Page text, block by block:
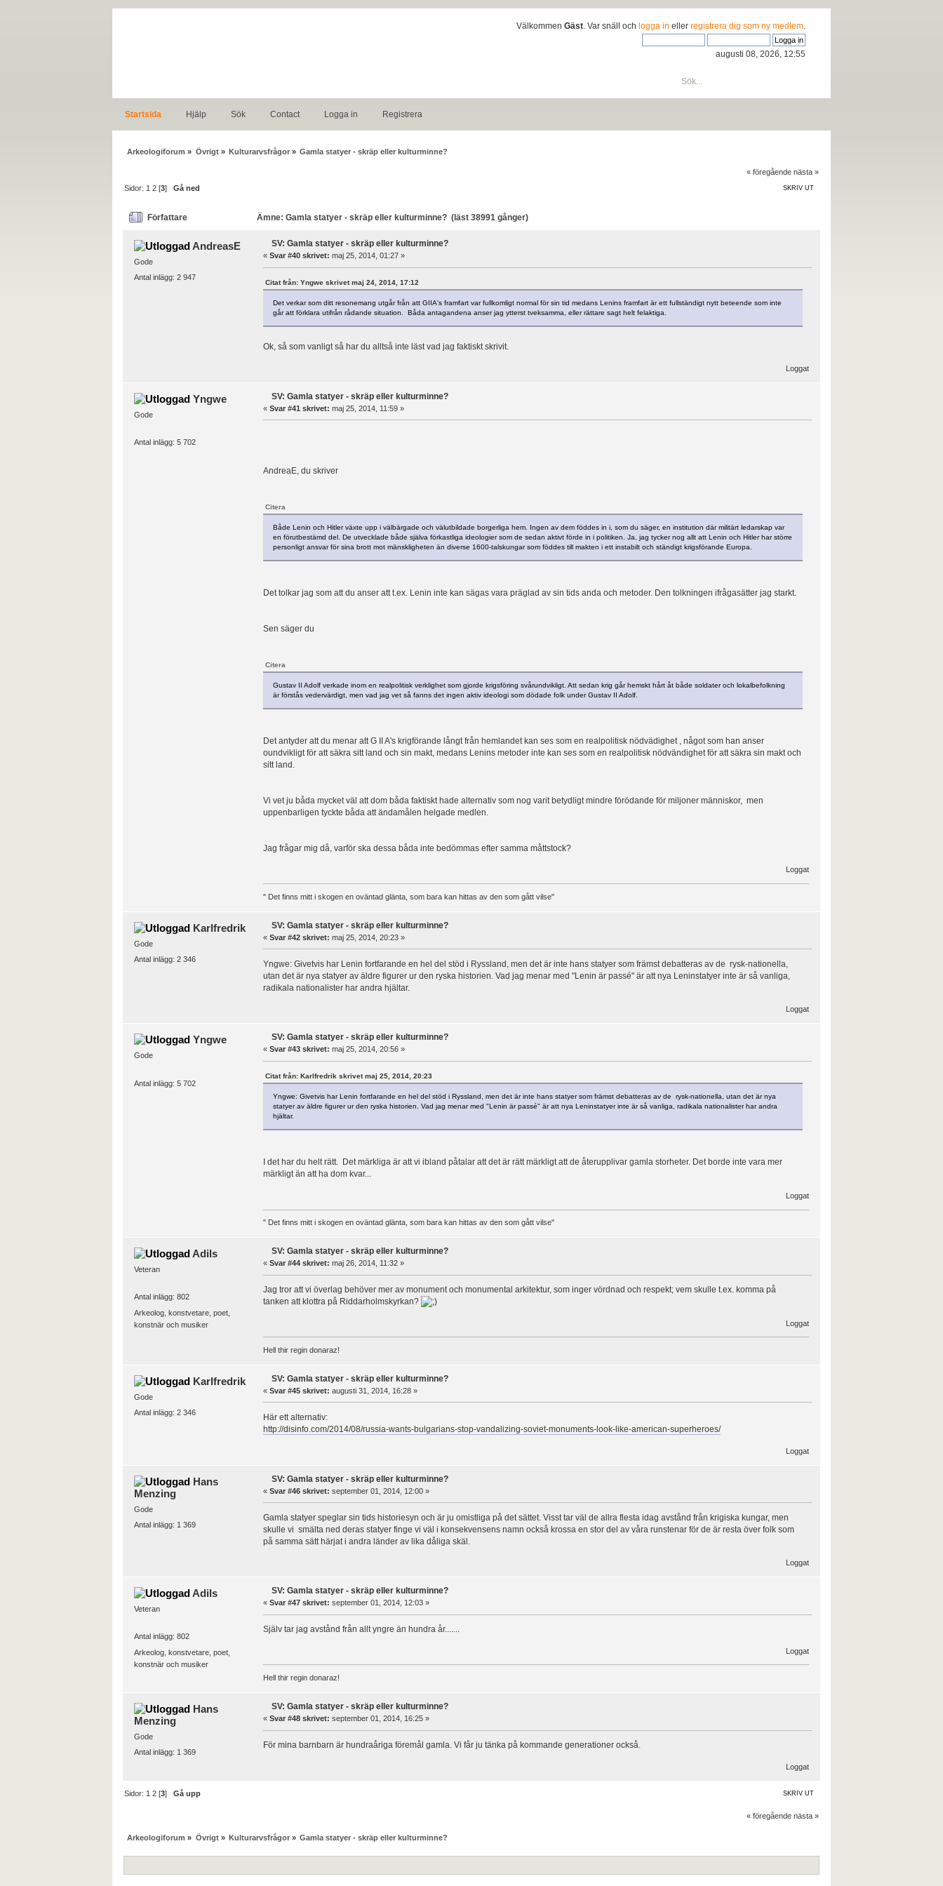
VälkommenGäst . Var snäll ochlogga in ellerregistrera dig som ny medlem
augusti 08, 2026, 12:55
Startsida Hjälp Sök Contact Logga in Registrera
Arkeologiforum » Övrigt» Kulturarvsfrågor» Gamla statyer - skräp eller kulturminne?
« föregående nästa »
SKRIV UT
Sidor: 1 2 [3]Gå ned
Författare Ämne: Gamla statyer - skräp eller kulturminne? (läst 38991 gånger)
AndreasE
Gode
Antal inlägg: 2 947
SV: Gamla statyer - skräp eller kulturminne?
« Svar #40 skrivet: maj 25, 2014, 01:27 »
Citat från: Yngwe skrivet maj 24, 2014, 17:12
Det verkar som ditt resonemang utgår från att GIIA's framfart var fullkomligt normal för sin tid medans Lenins framfart är ett fullständigt nytt beteende som inte
går att förklara utifrån rådande situation. Båda antagandena anser jag ytterst tveksamma, eller rättare sagt helt felaktiga.
Ok, så som vanligt så har du alltså inte läst vad jag faktiskt skrivit.
Loggat
Yngwe
Gode
Antal inlägg: 5 702
SV: Gamla statyer - skräp eller kulturminne?
« Svar #41 skrivet: maj 25, 2014, 11:59 »
AndreaE, du skriver
Citera
Både Lenin och Hitler växte upp i välbärgade och välutbildade borgerliga hem. Ingen av dem föddes in i, som du säger, en institution där militärt ledarskap var
en förutbestämd del. De utvecklade både själva förkastliga ideologier som de sedan aktivt förde in i politiken. Ja, jag tycker nog allt att Lenin och Hitler har större
personligt ansvar för sina brott mot mänskligheten än diverse 1600-talskungar som föddes till makten i ett instabilt och ständigt krigsförande Europa.
Det tolkar jag som att du anser att t.ex. Lenin inte kan sägas vara präglad av sin tids anda och metoder. Den tolkningen ifrågasätter jag starkt.
Sen säger du
Citera
Gustav II Adolf verkade inom en realpolitisk verklighet som gjorde krigsföring svårundvikligt. Att sedan krig går hemskt hårt åt både soldater och lokalbefolkning
är förstås vedervärdigt, men vad jag vet så fanns det ingen aktiv ideologi som dödade folk under Gustav II Adolf.
Det antyder att du menar att G II A's krigförande långt från hemlandet kan ses som en realpolitisk nödvädighet , något som han anser
oundvikligt för att säkra sitt land och sin makt, medans Lenins metoder inte kan ses som en realpolitisk nödvändighet för att säkra sin makt och
sitt land.
Vi vet ju båda mycket väl att dom båda faktiskt hade alternativ som nog varit betydligt mindre förödande för miljoner människor, men
uppenbarligen tyckte båda att ändamålen helgade medlen.
Jag frågar mig då, varför ska dessa båda inte bedömmas efter samma måttstock?
Loggat
" Det finns mitt i skogen en oväntad glänta, som bara kan hittas av den som gått vilse"
Karlfredrik
Gode
Antal inlägg: 2 346
SV: Gamla statyer - skräp eller kulturminne?
« Svar #42 skrivet: maj 25, 2014, 20:23 »
Yngwe: Givetvis har Lenin fortfarande en hel del stöd i Ryssland, men det är inte hans statyer som främst debatteras av de rysk-nationella,
utan det är nya statyer av äldre figurer ur den ryska historien. Vad jag menar med "Lenin är passé" är att nya Leninstatyer inte är så vanliga,
radikala nationalister har andra hjältar.
Loggat
Yngwe
Gode
Antal inlägg: 5 702
SV: Gamla statyer - skräp eller kulturminne?
« Svar #43 skrivet: maj 25, 2014, 20:56 »
Citat från: Karlfredrik skrivet maj 25, 2014, 20:23
Yngwe: Givetvis har Lenin fortfarande en hel del stöd i Ryssland, men det är inte hans statyer som främst debatteras av de rysk-nationella, utan det är nya
statyer av äldre figurer ur den ryska historien. Vad jag menar med "Lenin är passé" är att nya Leninstatyer inte är så vanliga, radikala nationalister har andra
hjältar.
I det har du helt rätt. Det märkliga är att vi ibland påtalar att det är rätt märkligt att de återupplivar gamla storheter. Det borde inte vara mer
märkligt än att ha dom kvar...
Loggat
" Det finns mitt i skogen en oväntad glänta, som bara kan hittas av den som gått vilse"
Adils
Veteran
Antal inlägg: 802
Arkeolog, konstvetare, poet,
konstnär och musiker
SV: Gamla statyer - skräp eller kulturminne?
« Svar #44 skrivet: maj 26, 2014, 11:32 »
Jag tror att vi överlag behöver mer av monument och monumental arkitektur, som inger vördnad och respekt; vem skulle t.ex. komma på
tanken att klottra på Riddarholmskyrkan?
Loggat
Hell thir regin donaraz!
Karlfredrik
Gode
Antal inlägg: 2 346
SV: Gamla statyer - skräp eller kulturminne?
« Svar #45 skrivet: augusti 31, 2014, 16:28 »
Här ett alternativ:
http://disinfo.com/2014/08/russia-wants-bulgarians-stop-vandalizing-soviet-monuments-look-like-american-superheroes/
Loggat
Hans
Menzing
Gode
Antal inlägg: 1 369
SV: Gamla statyer - skräp eller kulturminne?
« Svar #46 skrivet: september 01, 2014, 12:00 »
Gamla statyer speglar sin tids historiesyn och är ju omistliga på det sättet. Visst tar väl de allra flesta idag avstånd från krigiska kungar, men
skulle vi smälta ned deras statyer finge vi väl i konsekvensens namn också krossa en stor del av våra runstenar för de är resta över folk som
på samma sätt härjat i andra länder av lika dåliga skäl.
Loggat
Adils
Veteran
Antal inlägg: 802
Arkeolog, konstvetare, poet,
konstnär och musiker
SV: Gamla statyer - skräp eller kulturminne?
« Svar #47 skrivet: september 01, 2014, 12:03 »
Själv tar jag avstånd från allt yngre än hundra år.......
Loggat
Hell thir regin donaraz!
Hans
Menzing
Gode
Antal inlägg: 1 369
SV: Gamla statyer - skräp eller kulturminne?
« Svar #48 skrivet: september 01, 2014, 16:25 »
För mina barnbarn är hundraåriga föremål gamla. Vi får ju tänka på kommande generationer också.
Loggat
SKRIV UT
Sidor: 1 2 [3]Gå upp
« föregående nästa »
Arkeologiforum » Övrigt» Kulturarvsfrågor» Gamla statyer - skräp eller kulturminne?